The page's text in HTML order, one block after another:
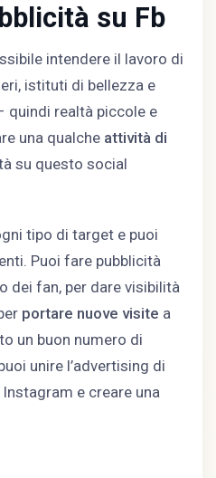
su Fb
intendere il lavoro di
istituti di bellezza e
quindi realtà piccole e
una qualche attività di
su questo social
tipo di target e puoi
Puoi fare pubblicità
dei fan, per dare visibilità
portare nuove visite a
un buon numero di
unire l’advertising di
e creare una